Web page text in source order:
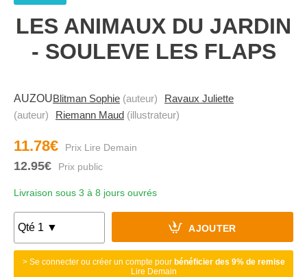
LES ANIMAUX DU JARDIN
- SOULEVE LES FLAPS
AUZOUBlitman Sophie (auteur)
Ravaux Juliette
(auteur)
Riemann Maud (illustrateur)
11.78€
12.95€
Livraison sous 3 à 8 jours ouvrés
AJOUTER
> Se connecter ou créer un compte pour bénéficier des 9% de remise
Lire Demain